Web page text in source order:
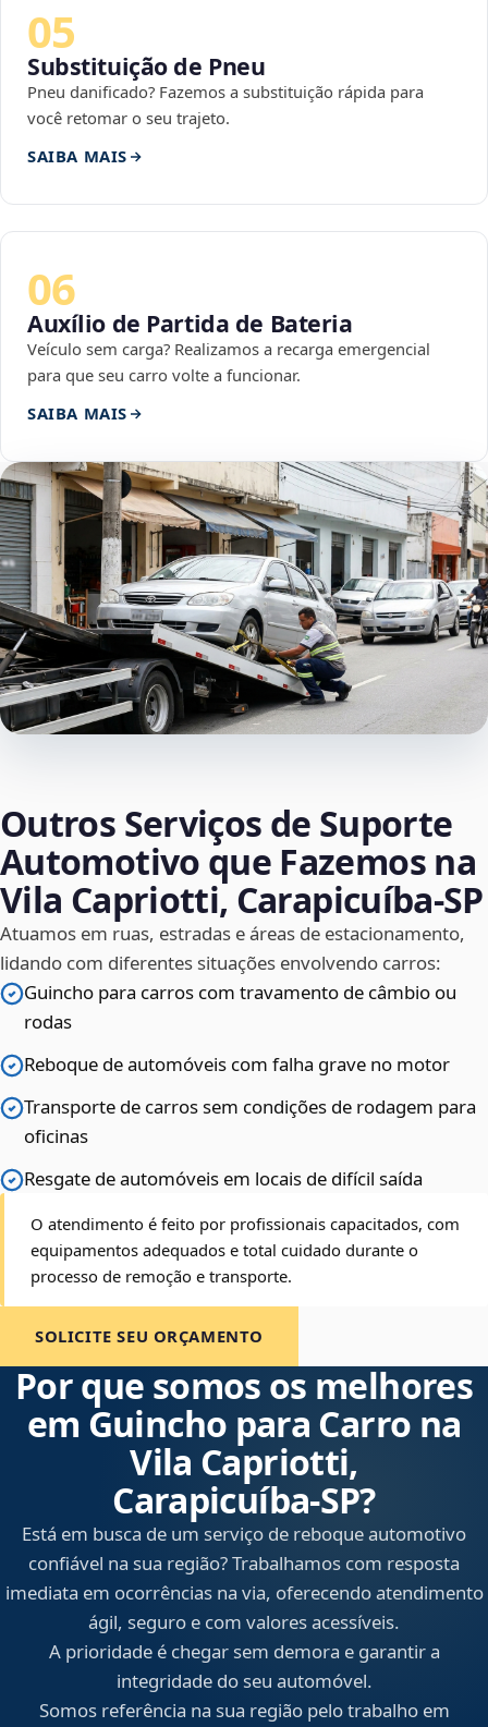
05
Substituição de Pneu
Pneu danificado? Fazemos a substituição rápida para
você retomar o seu trajeto.
SAIBA MAIS
06
Auxílio de Partida de Bateria
Veículo sem carga? Realizamos a recarga emergencial
para que seu carro volte a funcionar.
SAIBA MAIS
Outros Serviços de Suporte
Automotivo que Fazemos na
Vila Capriotti, Carapicuíba‑SP
Atuamos em ruas, estradas e áreas de estacionamento,
lidando com diferentes situações envolvendo carros:
Guincho para carros com travamento de câmbio ou
rodas
Reboque de automóveis com falha grave no motor
Transporte de carros sem condições de rodagem para
oficinas
Resgate de automóveis em locais de difícil saída
O atendimento é feito por profissionais capacitados, com
equipamentos adequados e total cuidado durante o
processo de remoção e transporte.
SOLICITE SEU ORÇAMENTO
Por que somos os melhores
em Guincho para Carro na
Vila Capriotti,
Carapicuíba‑SP?
Está em busca de um serviço de reboque automotivo
confiável na sua região? Trabalhamos com resposta
imediata em ocorrências na via, oferecendo atendimento
ágil, seguro e com valores acessíveis.
A prioridade é chegar sem demora e garantir a
integridade do seu automóvel.
Somos referência na sua região pelo trabalho em